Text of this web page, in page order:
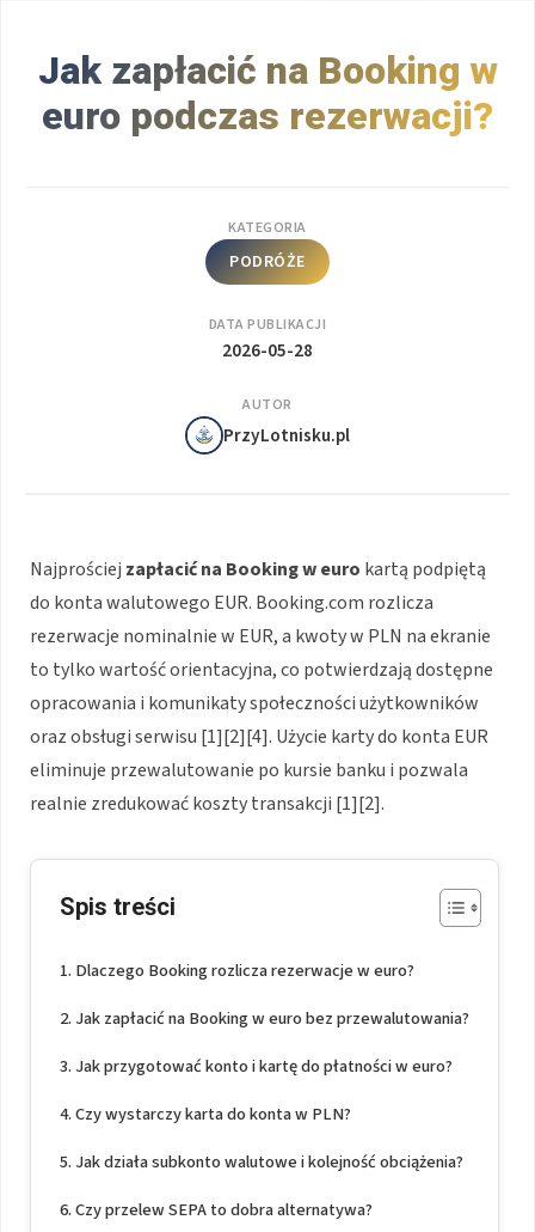
Jak zapłacić na Booking w
euro podczas rezerwacji?
KATEGORIA
PODRÓŻE
DATA PUBLIKACJI
2026-05-28
AUTOR
PrzyLotnisku.pl
Najprościej zapłacić na Booking w euro kartą podpiętą
do konta walutowego EUR. Booking.com rozlicza
rezerwacje nominalnie w EUR, a kwoty w PLN na ekranie
to tylko wartość orientacyjna, co potwierdzają dostępne
opracowania i komunikaty społeczności użytkowników
oraz obsługi serwisu [1][2][4]. Użycie karty do konta EUR
eliminuje przewalutowanie po kursie banku i pozwala
realnie zredukować koszty transakcji [1][2].
Spis treści
Dlaczego Booking rozlicza rezerwacje w euro?
Jak zapłacić na Booking w euro bez przewalutowania?
Jak przygotować konto i kartę do płatności w euro?
Czy wystarczy karta do konta w PLN?
Jak działa subkonto walutowe i kolejność obciążenia?
Czy przelew SEPA to dobra alternatywa?